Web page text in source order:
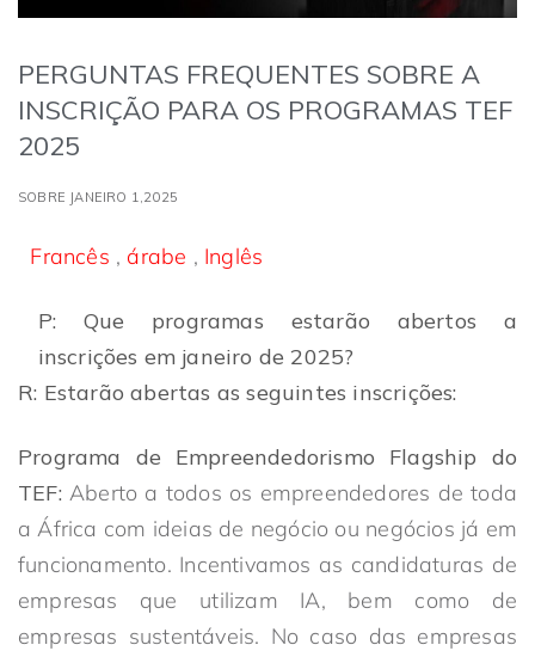
PERGUNTAS FREQUENTES SOBRE A
INSCRIÇÃO PARA OS PROGRAMAS TEF
2025
SOBRE JANEIRO 1,2025
Francês , árabe , Inglês
P: Que programas estarão abertos a
inscrições em janeiro de 2025?
R: Estarão abertas as seguintes inscrições:
Programa de Empreendedorismo Flagship do
TEF: Aberto a todos os empreendedores de toda
a África com ideias de negócio ou negócios já em
funcionamento. Incentivamos as candidaturas de
empresas que utilizam IA, bem como de
empresas sustentáveis. No caso das empresas